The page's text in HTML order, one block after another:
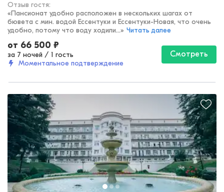
Отзыв гостя:
«Пансионат удобно расположен в нескольких шагах от
бювета с мин. водой Ессентуки и Ессентуки-Новая, что очень
удобно, потому что воду ходили...» Читать далее
от 66 500 ₽
за 7 ночей / 1 гость
Моментальное подтверждение
Смотреть